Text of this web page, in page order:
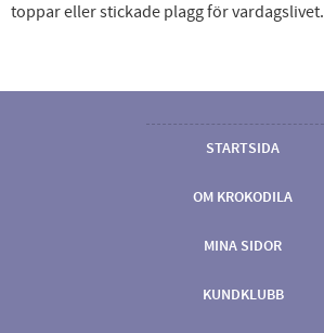
toppar eller stickade plagg för vardagslivet.
STARTSIDA
OM KROKODILA
MINA SIDOR
KUNDKLUBB